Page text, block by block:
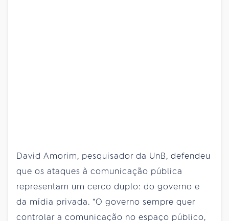
David Amorim, pesquisador da UnB, defendeu
que os ataques à comunicação pública
representam um cerco duplo: do governo e
da mídia privada. “O governo sempre quer
controlar a comunicação no espaço público,